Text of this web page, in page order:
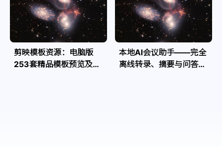
剪映模板资源：电脑版
253套精品模板预览及源
本地AI会议助手——完全
离线转录、摘要与问答，